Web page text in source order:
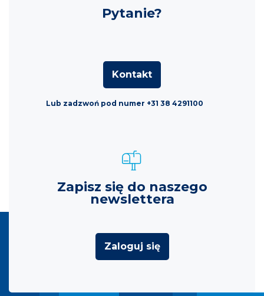
Pytanie?
Kontakt
Lub zadzwoń pod numer +31 38 4291100
Zapisz się do naszego
newslettera
Zaloguj się